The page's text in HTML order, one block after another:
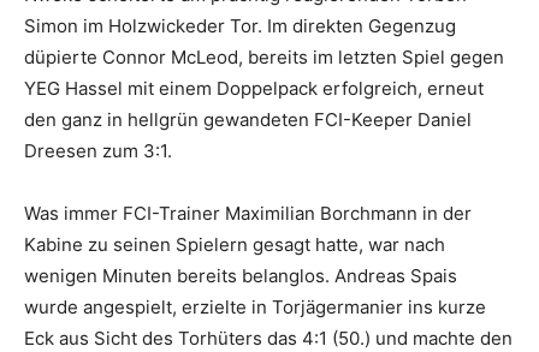
Simon im Holzwickeder Tor. Im direkten Gegenzug
düpierte Connor McLeod, bereits im letzten Spiel gegen
YEG Hassel mit einem Doppelpack erfolgreich, erneut
den ganz in hellgrün gewandeten FCI-Keeper Daniel
Dreesen zum 3:1.
Was immer FCI-Trainer Maximilian Borchmann in der
Kabine zu seinen Spielern gesagt hatte, war nach
wenigen Minuten bereits belanglos. Andreas Spais
wurde angespielt, erzielte in Torjägermanier ins kurze
Eck aus Sicht des Torhüters das 4:1 (50.) und machte den